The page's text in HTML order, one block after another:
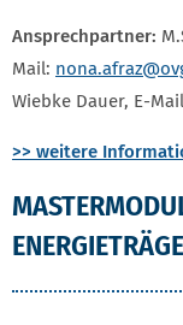
Ansprechpartner:
Mail:
Wiebke Dauer, E-
>> weitere